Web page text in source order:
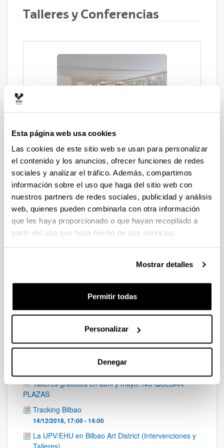
Esta página web usa cookies
Las cookies de este sitio web se usan para personalizar
el contenido y los anuncios, ofrecer funciones de redes
sociales y analizar el tráfico. Además, compartimos
información sobre el uso que haga del sitio web con
nuestros partners de redes sociales, publicidad y análisis
web, quienes pueden combinarla con otra información
que les haya proporcionado o que hayan recopilado a
partir del uso que haya hecho de sus servicios.
Mostrar detalles
Permitir todas
Personalizar
Denegar
Talleres y Conferencias
marzo. NO HAY PLAZAS
Conferencias y talleres
realizados
Exposición “ARCHIVOS, REGISTROS NECESARIOS"
14/01/2020 - 21/02/2020, 00:00 - 00:00
Exposición “UNO + 1 +…” Gizartea gara. Somos
sociedad"
10/01/2019 - 18/02/2019, 00:00 - 00:00
12/03/2018 - 15/03/2018, 00:00 - 00:00
#HORMIGAFEST
02/04/2019 - 04/04/2019, 00:00 - 00:00
La noche de las ideas
Talleres gratuitos de enero a marzo
Talleres gratuitos en abril y mayo. NO QUEDAN
PLAZAS
Tracking Bilbao
14/12/2018, 17:00 - 14:00
La UPV/EHU en Bilbao Art District (Intervenciones y
Talleres)